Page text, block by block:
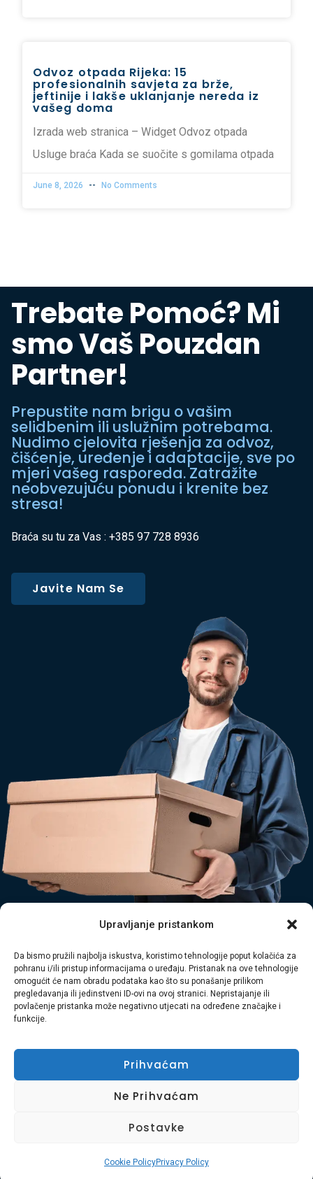
Upravljanje pristankom
Da bismo pružili najbolja iskustva, koristimo tehnologije poput kolačića za
pohranu i/ili pristup informacijama o uređaju. Pristanak na ove tehnologije
omogućit će nam obradu podataka kao što su ponašanje prilikom
pregledavanja ili jedinstveni ID-ovi na ovoj stranici. Nepristajanje ili
povlačenje pristanka može negativno utjecati na određene značajke i
funkcije.
Prihvaćam
Ne Prihvaćam
Postavke
Cookie PolicyPrivacy Policy
Odvoz otpada Rijeka: 15
profesionalnih savjeta za brže,
jeftinije i lakše uklanjanje nereda iz
vašeg doma
Izrada web stranica – Widget Odvoz otpada
Usluge braća Kada se suočite s gomilama otpada
June 8, 2026 No Comments
Trebate Pomoć? Mi
smo Vaš Pouzdan
Partner!
Prepustite nam brigu o vašim
selidbenim ili uslužnim potrebama.
Nudimo cjelovita rješenja za odvoz,
čišćenje, uređenje i adaptacije, sve po
mjeri vašeg rasporeda. Zatražite
neobvezujuću ponudu i krenite bez
stresa!
Braća su tu za Vas : +385 97 728 8936
Javite Nam Se
Tagged Čišćenje Odvoz glomaznog otpada Odvoz Otpada
Odvoz šute, Primorsko-goranska županija,Rijeka
O NamaNaše Usluge
Uvjeti Korištenja